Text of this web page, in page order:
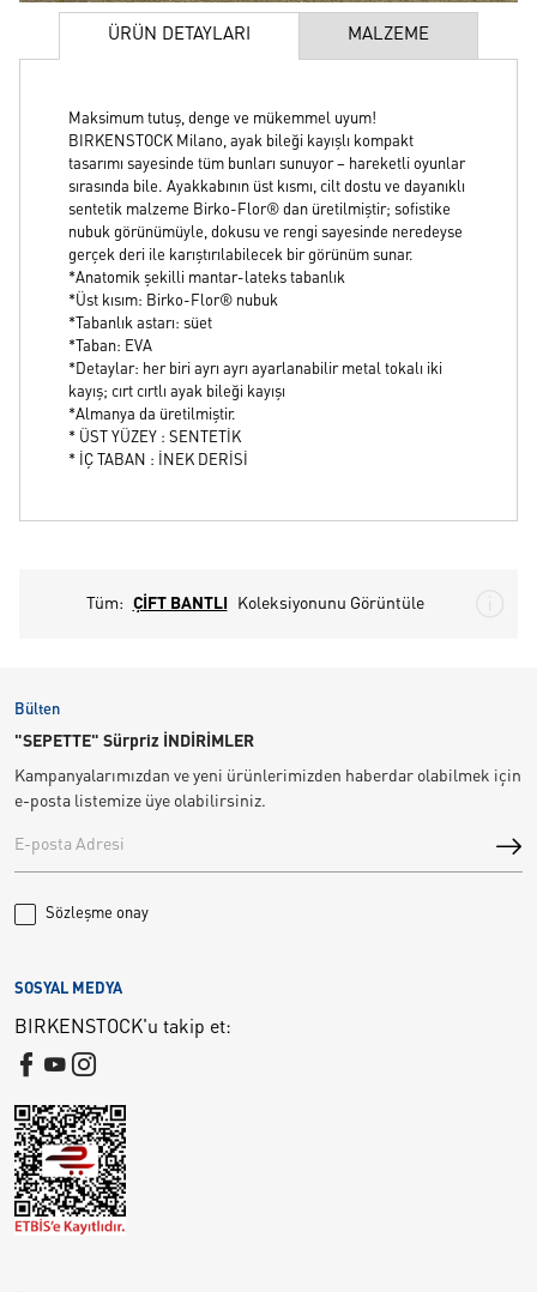
ÜRÜN DETAYLARI MALZEME
Maksimum tutuş, denge ve mükemmel uyum!
BIRKENSTOCK Milano, ayak bileği kayışlı kompakt
tasarımı sayesinde tüm bunları sunuyor – hareketli oyunlar
sırasında bile. Ayakkabının üst kısmı, cilt dostu ve dayanıklı
sentetik malzeme Birko-Flor® dan üretilmiştir; sofistike
nubuk görünümüyle, dokusu ve rengi sayesinde neredeyse
gerçek deri ile karıştırılabilecek bir görünüm sunar.
*Anatomik şekilli mantar-lateks tabanlık
*Üst kısım: Birko-Flor® nubuk
*Tabanlık astarı: süet
*Taban: EVA
*Detaylar: her biri ayrı ayrı ayarlanabilir metal tokalı iki
kayış; cırt cırtlı ayak bileği kayışı
*Almanya da üretilmiştir.
* ÜST YÜZEY : SENTETİK
* İÇ TABAN : İNEK DERİSİ
Tüm: ÇİFT BANTLI Koleksiyonunu Görüntüle
Bülten
"SEPETTE" Sürpriz İNDİRİMLER
Kampanyalarımızdan ve yeni ürünlerimizden haberdar olabilmek için
e-posta listemize üye olabilirsiniz.
Sözleşme onay
SOSYAL MEDYA
BIRKENSTOCK'u takip et: